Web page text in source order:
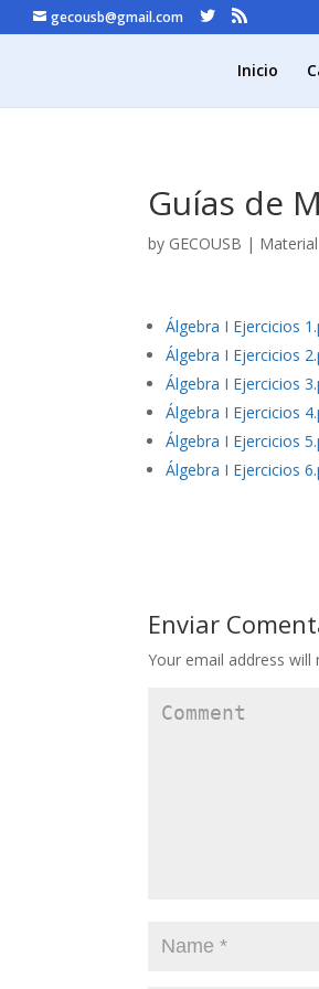
gecousb@gmail.com
Inicio
Guías de
by GECOUSB | Material
Álgebra I Ejercicios
Álgebra I Ejercicios
Álgebra I Ejercicios
Álgebra I Ejercicios
Álgebra I Ejercicios
Álgebra I Ejercicios
Enviar
Your email address will